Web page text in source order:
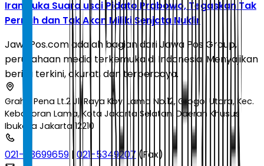
Iran Buka Suara usai Pidato Prabowo, Tegaskan Tak
Pernah dan Tak Akan Miliki Senjata Nuklir
JawaPos.com adalah bagian dari Jawa Pos Group,
perusahaan media terkemuka di Indonesia. Menyajikan
berita terkini, akurat, dan terpercaya.
Graha Pena Lt.2 Jl. Raya Kby. Lama No.12, Grogol Utara, Kec.
Kebayoran Lama, Kota Jakarta Selatan, Daerah Khusus
Ibukota Jakarta 12210
021-53699659 |021-5349207 (Fax)